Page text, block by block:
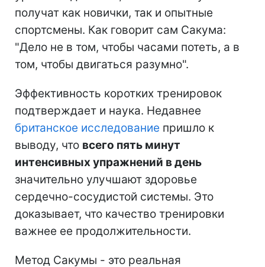
получат как новички, так и опытные
спортсмены. Как говорит сам Сакума:
"Дело не в том, чтобы часами потеть, а в
том, чтобы двигаться разумно".
Эффективность коротких тренировок
подтверждает и наука. Недавнее
британское исследование пришло к
выводу, что всего пять минут
интенсивных упражнений в день
значительно улучшают здоровье
сердечно-сосудистой системы. Это
доказывает, что качество тренировки
важнее ее продолжительности.
Метод Сакумы - это реальная